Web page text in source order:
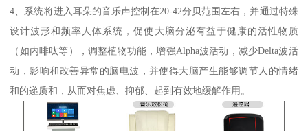
4、系统将进入耳朵的音乐声控制在20-42分贝范围左右，并通过特殊
设计波形和频率人体系统，促使大脑分泌有益于健康的活性物质
（如内啡呔等），调整植物功能，增强Alpha波活动，减少Delta波活
动，影响和改善异常的脑电波，并使得大脑产生能够调节人的情绪
和的递质和，从而对焦虑、抑郁、起到有效地缓解作用。